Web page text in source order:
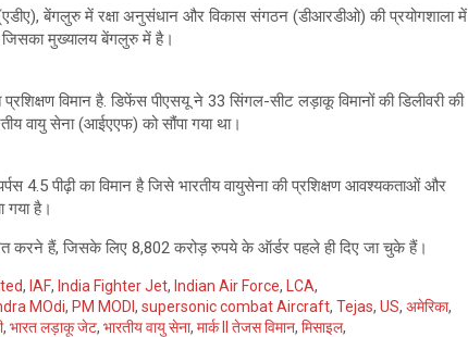
बेंगलुरु में रक्षा अनुसंधान और विकास संगठन (डीआरडीओ) की प्रयोगशाला में
जिसका मुख्यालय बेंगलुरु में है।
विमान है. डिफेंस पीएसयू ने 33 सिंगल-सीट लड़ाकू विमानों की डिलीवरी की
वायु सेना (आईएएफ) को सौंपा गया था।
4.5 पीढ़ी का विमान है जिसे भारतीय वायुसेना की प्रशिक्षण आवश्यकताओं और
गया है।
करने हैं, जिसके लिए 8,802 करोड़ रुपये के ऑर्डर पहले ही दिए जा चुके हैं।
, IAF, India Fighter Jet, Indian Air Force, LCA,
MOdi, PM MODI , supersonic combat Aircraft, Tejas, US, अमेरिका,
, भारत लड़ाकू जेट, भारतीय वायु सेना, मार्क II तेजस विमान, मिसाइल,